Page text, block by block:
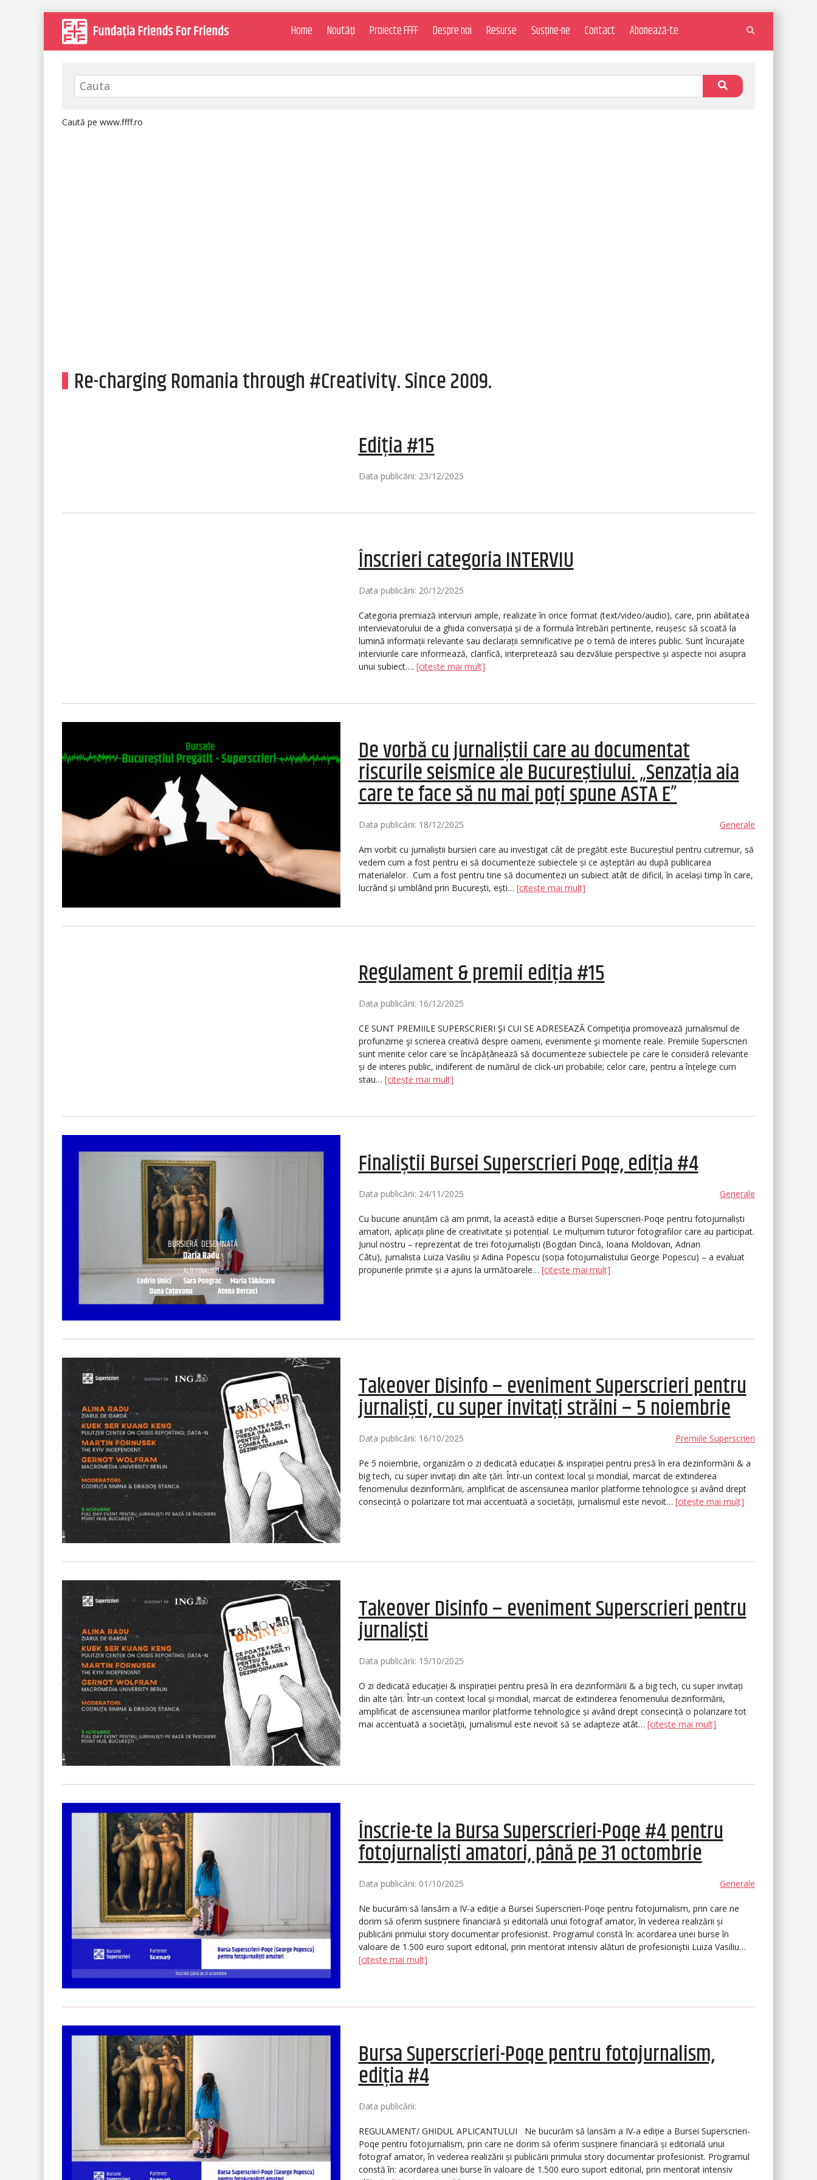
Home Noutăți Proiecte FFFF Despre noi Resurse Susține-ne Contact Abonează-te
Caută pe www.ffff.ro
Re-charging Romania through #Creativity. Since 2009.
Ediția #15
Data publicării: 23/12/2025
Înscrieri categoria INTERVIU
Data publicării: 20/12/2025
Categoria premiază interviuri ample, realizate în orice format (text/video/audio), care, prin abilitatea
intervievatorului de a ghida conversația și de a formula întrebări pertinente, reușesc să scoată la
lumină informații relevante sau declarații semnificative pe o temă de interes public. Sunt încurajate
interviurile care informează, clarifică, interpretează sau dezvăluie perspective și aspecte noi asupra
unui subiect…. [citește mai mult]
De vorbă cu jurnaliștii care au documentat
riscurile seismice ale Bucureștiului. „Senzația aia
care te face să nu mai poți spune ASTA E”
Data publicării: 18/12/2025 Generale
Am vorbit cu jurnaliștii bursieri care au investigat cât de pregătit este Bucureștiul pentru cutremur, să
vedem cum a fost pentru ei să documenteze subiectele și ce așteptări au după publicarea
materialelor. Cum a fost pentru tine să documentezi un subiect atât de dificil, în același timp în care,
lucrând și umblând prin București, ești… [citește mai mult]
Regulament & premii ediția #15
Data publicării: 16/12/2025
CE SUNT PREMIILE SUPERSCRIERI ȘI CUI SE ADRESEAZĂ Competiţia promovează jurnalismul de
profunzime şi scrierea creativă despre oameni, evenimente şi momente reale. Premiile Superscrieri
sunt menite celor care se încăpățânează să documenteze subiectele pe care le consideră relevante
și de interes public, indiferent de numărul de click-uri probabile; celor care, pentru a înțelege cum
stau… [citește mai mult]
Finaliștii Bursei Superscrieri Poqe, ediția #4
Data publicării: 24/11/2025 Generale
Cu bucurie anunțăm că am primit, la această ediție a Bursei Superscrieri-Poqe pentru fotojurnaliști
amatori, aplicații pline de creativitate și potențial. Le mulțumim tuturor fotografilor care au participat.
Juriul nostru – reprezentat de trei fotojurnaliști (Bogdan Dincă, Ioana Moldovan, Adrian
Câtu), jurnalista Luiza Vasiliu și Adina Popescu (soția fotojurnalistului George Popescu) – a evaluat
propunerile primite și a ajuns la următoarele… [citește mai mult]
Takeover Disinfo – eveniment Superscrieri pentru
jurnaliști, cu super invitați străini – 5 noiembrie
Data publicării: 16/10/2025 Premiile Superscrieri
Pe 5 noiembrie, organizăm o zi dedicată educației & inspirației pentru presă în era dezinformării & a
big tech, cu super invitați din alte țări. Într-un context local și mondial, marcat de extinderea
fenomenului dezinformării, amplificat de ascensiunea marilor platforme tehnologice și având drept
consecință o polarizare tot mai accentuată a societății, jurnalismul este nevoit… [citește mai mult]
Takeover Disinfo – eveniment Superscrieri pentru
jurnaliști
Data publicării: 15/10/2025
O zi dedicată educației & inspirației pentru presă în era dezinformării & a big tech, cu super invitați
din alte țări. Într-un context local și mondial, marcat de extinderea fenomenului dezinformării,
amplificat de ascensiunea marilor platforme tehnologice și având drept consecință o polarizare tot
mai accentuată a societății, jurnalismul este nevoit să se adapteze atât… [citește mai mult]
Înscrie-te la Bursa Superscrieri-Poqe #4 pentru
fotojurnaliști amatori, până pe 31 octombrie
Data publicării: 01/10/2025 Generale
Ne bucurăm să lansăm a IV-a ediție a Bursei Superscrieri-Poqe pentru fotojurnalism, prin care ne
dorim să oferim susținere financiară și editorială unui fotograf amator, în vederea realizării și
publicării primului story documentar profesionist. Programul constă în: acordarea unei burse în
valoare de 1.500 euro suport editorial, prin mentorat intensiv alături de profesioniștii Luiza Vasiliu…
[citește mai mult]
Bursa Superscrieri-Poqe pentru fotojurnalism,
ediția #4
Data publicării:
REGULAMENT/ GHIDUL APLICANTULUI Ne bucurăm să lansăm a IV-a ediție a Bursei Superscrieri-
Poqe pentru fotojurnalism, prin care ne dorim să oferim susținere financiară și editorială unui
fotograf amator, în vederea realizării și publicării primului story documentar profesionist. Programul
constă în: acordarea unei burse în valoare de 1.500 euro suport editorial, prin mentorat intensiv